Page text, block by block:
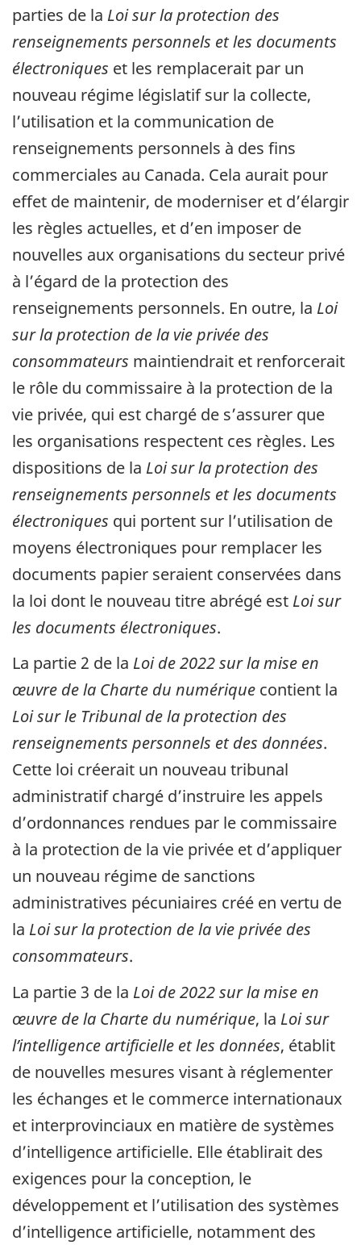
parties de la Loi sur la protection des
renseignements personnels et les documents
électroniques et les remplacerait par un
nouveau régime législatif sur la collecte,
l’utilisation et la communication de
renseignements personnels à des fins
commerciales au Canada. Cela aurait pour
effet de maintenir, de moderniser et d’élargir
les règles actuelles, et d’en imposer de
nouvelles aux organisations du secteur privé
à l’égard de la protection des
renseignements personnels. En outre, la Loi
sur la protection de la vie privée des
consommateurs maintiendrait et renforcerait
le rôle du commissaire à la protection de la
vie privée, qui est chargé de s’assurer que
les organisations respectent ces règles. Les
dispositions de la Loi sur la protection des
renseignements personnels et les documents
électroniques qui portent sur l’utilisation de
moyens électroniques pour remplacer les
documents papier seraient conservées dans
la loi dont le nouveau titre abrégé est Loi sur
les documents électroniques.
La partie 2 de la Loi de 2022 sur la mise en
œuvre de la Charte du numérique contient la
Loi sur le Tribunal de la protection des
renseignements personnels et des données.
Cette loi créerait un nouveau tribunal
administratif chargé d’instruire les appels
d’ordonnances rendues par le commissaire
à la protection de la vie privée et d’appliquer
un nouveau régime de sanctions
administratives pécuniaires créé en vertu de
la Loi sur la protection de la vie privée des
consommateurs.
La partie 3 de la Loi de 2022 sur la mise en
œuvre de la Charte du numérique, la Loi sur
l’intelligence artificielle et les données, établit
de nouvelles mesures visant à réglementer
les échanges et le commerce internationaux
et interprovinciaux en matière de systèmes
d’intelligence artificielle. Elle établirait des
exigences pour la conception, le
développement et l’utilisation des systèmes
d’intelligence artificielle, notamment des